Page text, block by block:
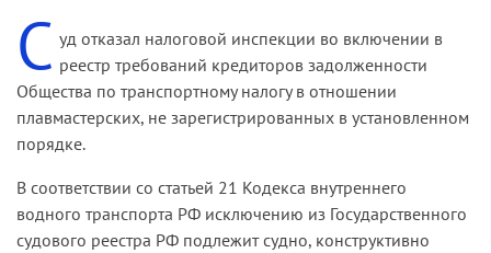
С уд отказал налоговой инспекции во включении в
реестр требований кредиторов задолженности
Общества по транспортному налогу в отношении
плавмастерских, не зарегистрированных в установленном
порядке.
В соответствии со статьей 21 Кодекса внутреннего
водного транспорта РФ исключению из Государственного
судового реестра РФ подлежит судно, конструктивно